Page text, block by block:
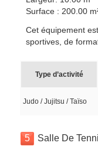
Surface : 200.00
Cet équipement
sportives, de
Type d’activité
Judo / Jujitsu / Taïso
5 Salle De